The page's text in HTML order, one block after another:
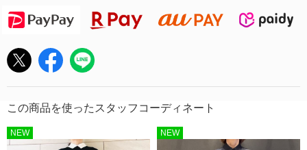
この商品を使ったスタッフコーディネート
NEW NEW